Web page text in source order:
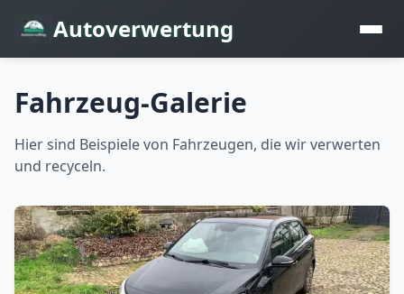
Autoverwertung
Fahrzeug-Galerie
Hier sind Beispiele von Fahrzeugen, die wir verwerten
und recyceln.